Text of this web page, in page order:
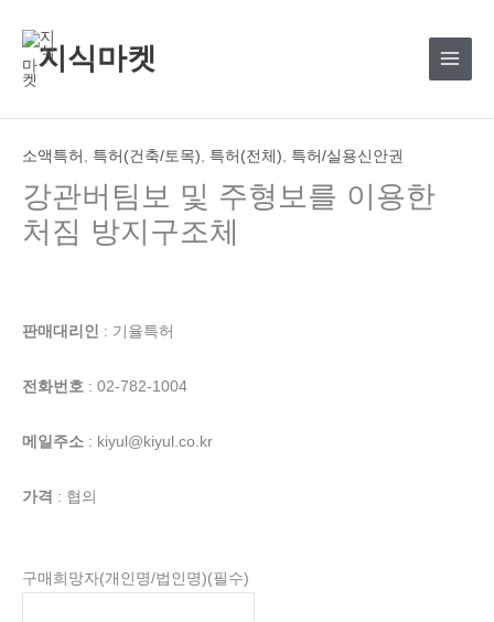
건
지식마켓
소액특허 , 특허(건축/토목), 특허(전체), 특허/실용신안권
강관버팀보 및 주형보를 이용한
처짐 방지구조체
판매대리인 : 기율특허
전화번호 : 02-782-1004
메일주소 : kiyul@kiyul.co.kr
가격 : 협의
구매희망자(개인명/법인명)(필수)